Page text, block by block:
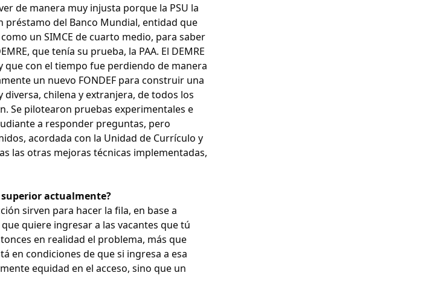
de manera muy injusta porque la PSU la
préstamo del Banco Mundial, entidad que
un SIMCE de cuarto medio, para saber
que tenía su prueba, la PAA. El DEMRE
con el tiempo fue perdiendo de manera
un nuevo FONDEF para construir una
chilena y extranjera, de todos los
Se pilotearon pruebas experimentales e
a responder preguntas, pero
acordada con la Unidad de Currículo y
las otras mejoras técnicas implementadas,
superior actualmente?
sirven para hacer la fila, en base a
quiere ingresar a las vacantes que tú
en realidad el problema, más que
en condiciones de que si ingresa a esa
equidad en el acceso, sino que un